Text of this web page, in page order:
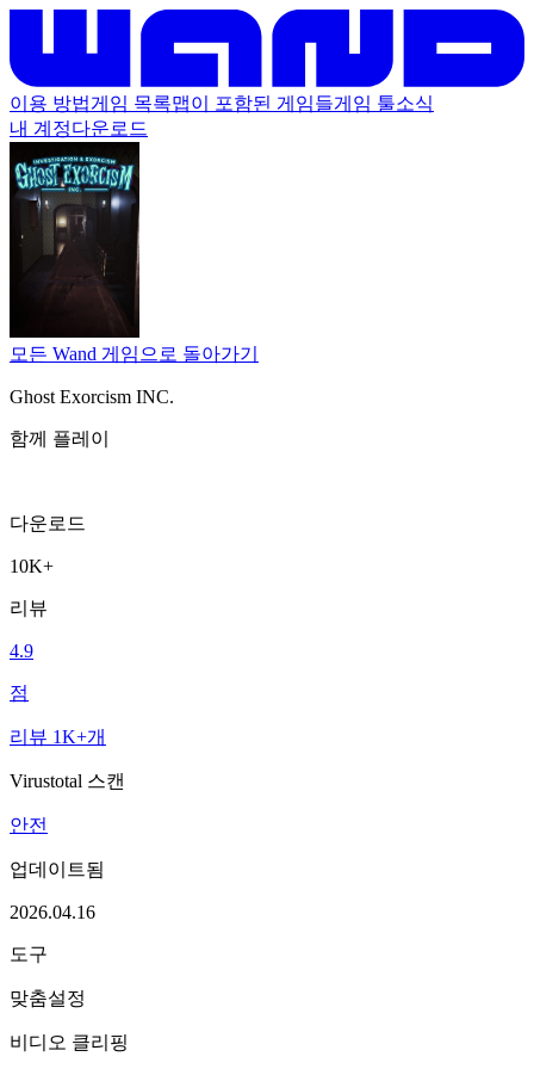
이용 방법게임 목록맵이 포함된 게임들게임 툴소식
내 계정다운로드
모든 Wand 게임으로 돌아가기
Ghost Exorcism INC.
함께 플레이
다운로드
10K+
리뷰
4.9
점
리뷰 1K+개
Virustotal 스캔
안전
업데이트됨
2026.04.16
도구
맞춤설정
비디오 클리핑